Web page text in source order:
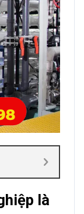
là